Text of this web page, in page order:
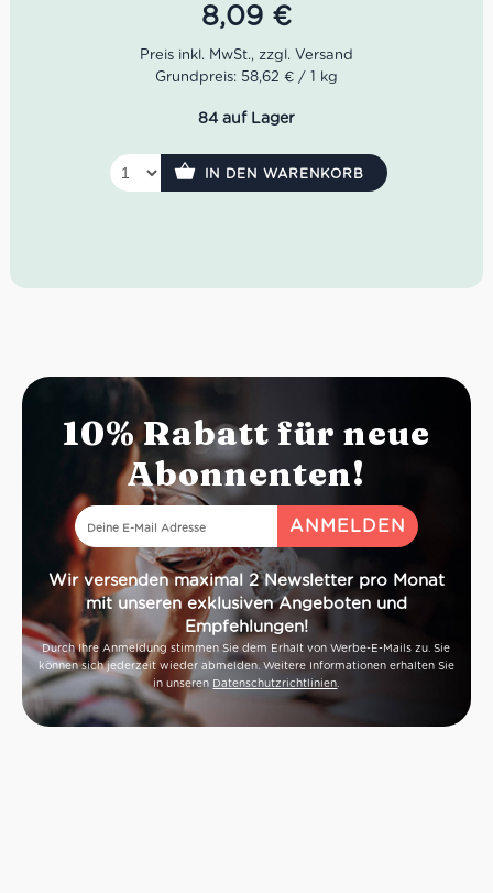
hohen Gehalt an Omega 3, ist das Makrelenfilet nicht nur
geschmackvoll und nahrhaft sondern auch ganz
besonders hochwertig.
Nettogewicht: 195 g
Abtropfgewicht: 138 g
8,09 €
Grundpreis: 58,62 € / 1 kg
84 auf Lager
IN DEN WARENKORB
10% Rabatt für neue
Abonnenten!
Wir versenden maximal 2 Newsletter pro Monat
mit unseren exklusiven Angeboten und
Empfehlungen!
Durch Ihre Anmeldung stimmen Sie dem Erhalt von Werbe-E-Mails zu. Sie
können sich jederzeit wieder abmelden. Weitere Informationen erhalten Sie
in unseren Datenschutzrichtlinien